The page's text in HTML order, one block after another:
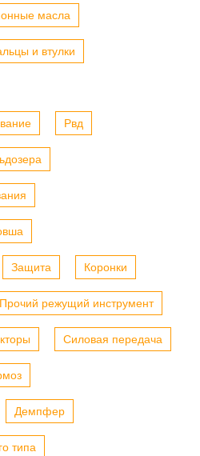
масла
и втулки
Рвд
Защита Коронки
Прочий режущий инструмент
Силовая передача
Демпфер
типа